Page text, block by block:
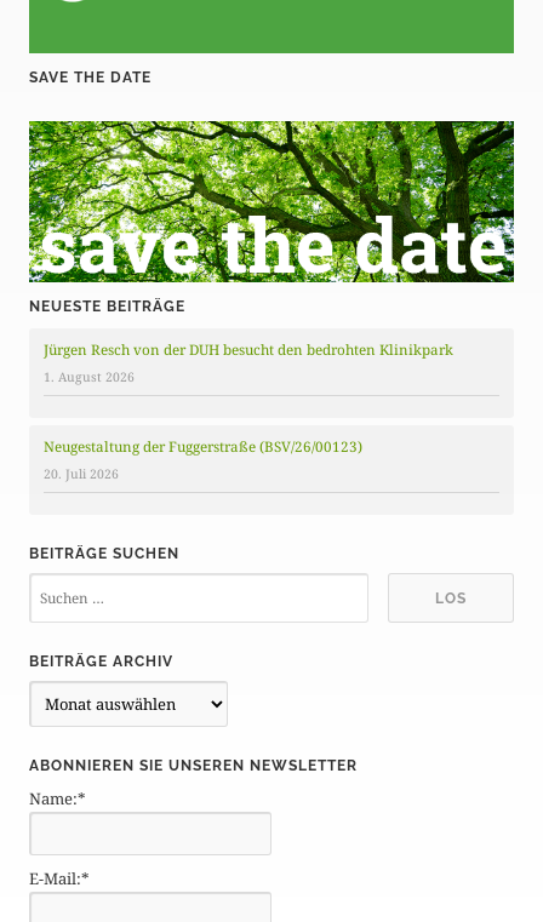
SAVE THE DATE
NEUESTE BEITRÄGE
Jürgen Resch von der DUH besucht den bedrohten Klinikpark
1. August 2026
Neugestaltung der Fuggerstraße (BSV/26/00123)
20. Juli 2026
BEITRÄGE SUCHEN
BEITRÄGE ARCHIV
e
t
r
g
e
ABONNIEREN SIE UNSEREN NEWSLETTER
Name:*
E-Mail:*